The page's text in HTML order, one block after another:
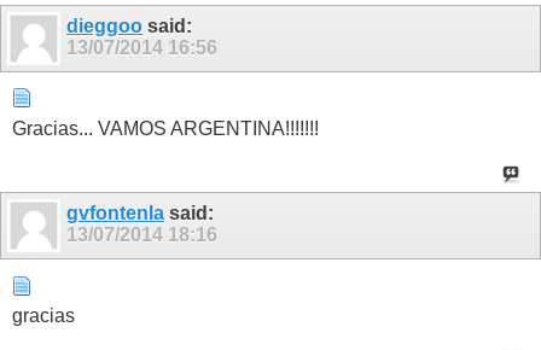
11 13
dieggoo said:
13/07/2014 16:56
Gracias... VAMOS ARGENTINA!!!!!!!
gvfontenla said:
13/07/2014 18:16
gracias